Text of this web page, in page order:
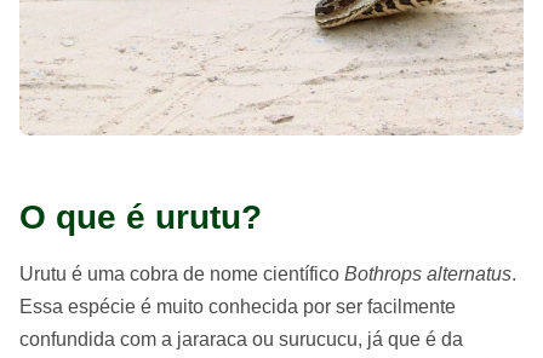
O que é urutu?
Urutu é uma cobra de nome científico Bothrops alternatus.
Essa espécie é muito conhecida por ser facilmente
confundida com a jararaca ou surucucu, já que é da